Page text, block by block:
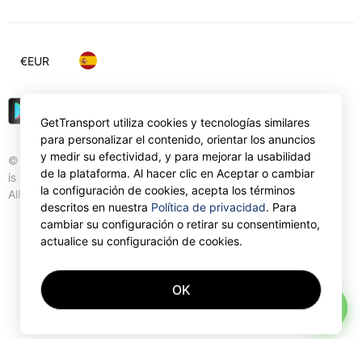
© Gettransport International Limited. GetTransport®
is trademark of Gettransport International Limited.
All rights reserved.
€EUR
GetTransport utiliza cookies y tecnologías similares
para personalizar el contenido, orientar los anuncios
y medir su efectividad, y para mejorar la usabilidad
de la plataforma. Al hacer clic en Aceptar o cambiar
la configuración de cookies, acepta los términos
descritos en nuestra Política de privacidad. Para
cambiar su configuración o retirar su consentimiento,
actualice su configuración de cookies.
OK
AI